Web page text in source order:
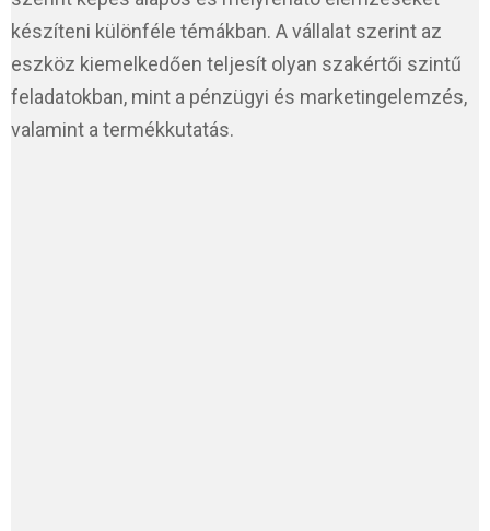
készíteni különféle témákban. A vállalat szerint az
eszköz kiemelkedően teljesít olyan szakértői szintű
feladatokban, mint a pénzügyi és marketingelemzés,
valamint a termékkutatás.